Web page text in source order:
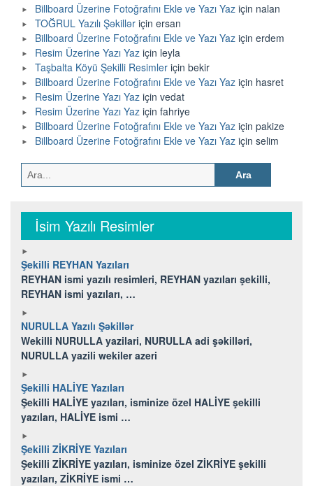
Billboard Üzerine Fotoğrafını Ekle ve Yazı Yaz için nalan
TOĞRUL Yazılı Şəkillər için ersan
Billboard Üzerine Fotoğrafını Ekle ve Yazı Yaz için erdem
Resim Üzerine Yazı Yaz için leyla
Taşbalta Köyü Şekilli Resimler için bekir
Billboard Üzerine Fotoğrafını Ekle ve Yazı Yaz için hasret
Resim Üzerine Yazı Yaz için vedat
Resim Üzerine Yazı Yaz için fahriye
Billboard Üzerine Fotoğrafını Ekle ve Yazı Yaz için pakize
Billboard Üzerine Fotoğrafını Ekle ve Yazı Yaz için selim
Arama:
İsim Yazılı Resimler
Şekilli REYHAN Yazıları
REYHAN ismi yazılı resimleri, REYHAN yazıları şekilli,
REYHAN ismi yazıları, …
NURULLA Yazılı Şəkillər
Wekilli NURULLA yazilari, NURULLA adi şəkilləri,
NURULLA yazili wekiler azeri
Şekilli HALİYE Yazıları
Şekilli HALİYE yazıları, isminize özel HALİYE şekilli
yazıları, HALİYE ismi …
Şekilli ZİKRİYE Yazıları
Şekilli ZİKRİYE yazıları, isminize özel ZİKRİYE şekilli
yazıları, ZİKRİYE ismi …